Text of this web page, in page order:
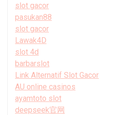
slot gacor
pasukan88
slot gacor
Lawak4D
slot 4d
barbarslot
Link Alternatif Slot Gacor
AU online casinos
ayamtoto slot
deepseek官网